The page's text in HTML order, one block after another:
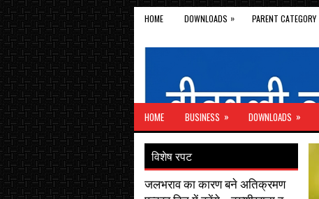
HOME DOWNLOADS » PARENT CATEGORY
HOME BUSINESS » DOWNLOADS »
विशेष रपट
जलभराव का कारण बने अतिक्रमण